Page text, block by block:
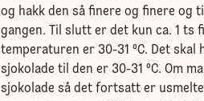
og hakk den så finere og finere og
gangen. Til slutt er det kun ca. 1 ts
temperaturen er 30-31 ºC. Det
sjokolade til den er 30-31 ºC. Om
sjokolade så det fortsatt er